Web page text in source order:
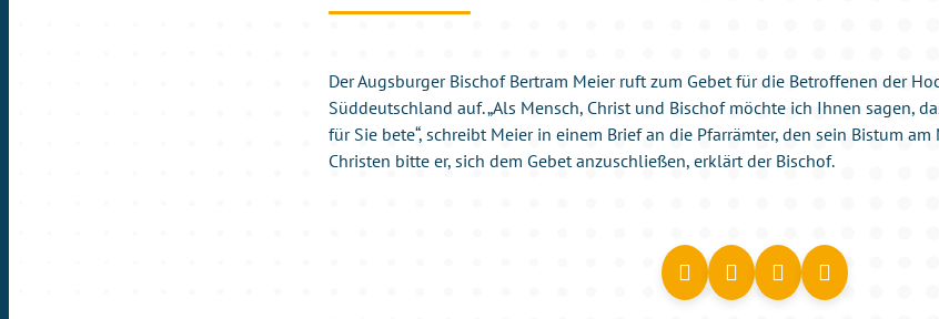
Der Augsburger Bischof Bertram Meier ruft zum Gebet für die Betroffenen der
Süddeutschland auf. „Als Mensch, Christ und Bischof möchte ich Ihnen sagen,
für Sie bete“, schreibt Meier in einem Brief an die Pfarrämter, den sein Bistum
Christen bitte er, sich dem Gebet anzuschließen, erklärt der Bischof.